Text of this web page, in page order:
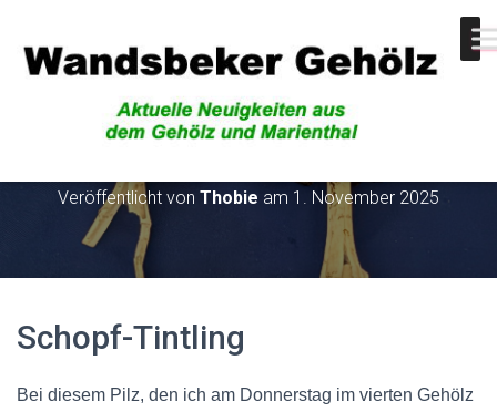
Veröffentlicht von Thobie am 1. November 2025
Schopf-Tintling
Bei diesem Pilz, den ich am Donnerstag im vierten Gehölz